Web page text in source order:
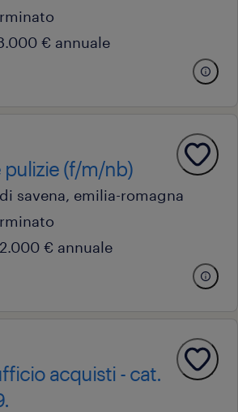
€ annuale
pulizie (f/m/nb)
savena, emilia-romagna
€ annuale
acquisti - cat.